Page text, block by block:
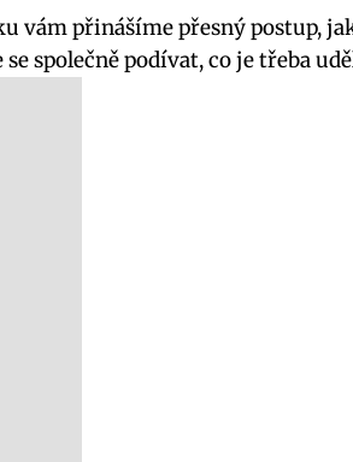
vám přinášíme přesný postup,
společně podívat, co je třeba